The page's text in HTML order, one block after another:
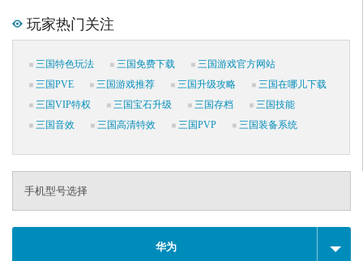
玩家热门关注
三国特色玩法 三国免费下载
三国游戏官方网站
三国PVE
三国游戏推荐 三国升级攻略
三国在哪儿下载
三国VIP特权
三国宝石升级 三国存档
三国技能
三国音效
三国高清特效 三国PVP 三国装备系统
手机型号选择
华为